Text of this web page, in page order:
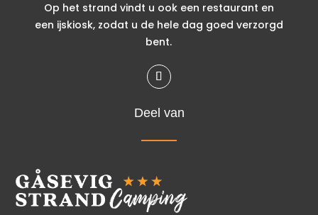
Op het strand vindt u ook een restaurant en
een ijskiosk, zodat u de hele dag goed verzorgd
bent.
Deel van